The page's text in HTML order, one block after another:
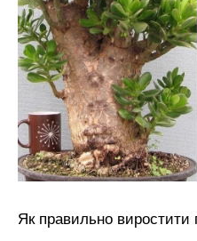
Як правильно виростити